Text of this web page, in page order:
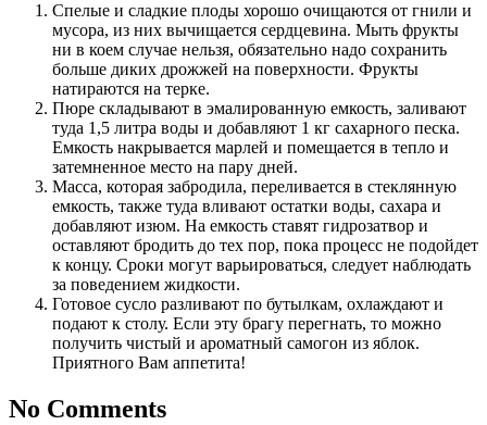
Спелые и сладкие плоды хорошо очищаются от гнили и
мусора, из них вычищается сердцевина. Мыть фрукты
ни в коем случае нельзя, обязательно надо сохранить
больше диких дрожжей на поверхности. Фрукты
натираются на терке.
Пюре складывают в эмалированную емкость, заливают
туда 1,5 литра воды и добавляют 1 кг сахарного песка.
Емкость накрывается марлей и помещается в тепло и
затемненное место на пару дней.
Масса, которая забродила, переливается в стеклянную
емкость, также туда вливают остатки воды, сахара и
добавляют изюм. На емкость ставят гидрозатвор и
оставляют бродить до тех пор, пока процесс не подойдет
к концу. Сроки могут варьироваться, следует наблюдать
за поведением жидкости.
Готовое сусло разливают по бутылкам, охлаждают и
подают к столу. Если эту брагу перегнать, то можно
получить чистый и ароматный самогон из яблок.
Приятного Вам аппетита!
No Comments